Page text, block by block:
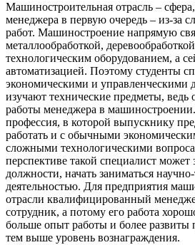
Машиностроительная отрасль –
менеджера в первую очередь – из-за
работ. Машиностроение напрямую
металлообработкой,
технологическим оборудованием, а
автоматизацией. Поэтому студенты
экономическими и управленческими
изучают технические предметы, ведь
работы менеджера в
профессия, в которой выпускнику
работать и с обычными
сложными технологическими
перспективе такой специалист
должности, начать заниматься
деятельностью. Для предприятия
отрасли квалифицированный
сотрудник, а потому его работа
больше опыт работы и более
тем выше уровень вознаграждения.